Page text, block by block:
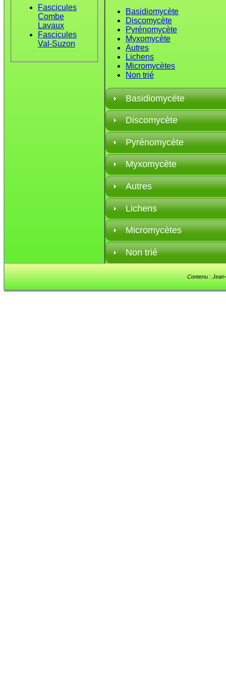
Fascicules
Combe
Lavaux
Fascicules
Val-Suzon
Basidiomycète
Discomycète
Pyrénomycète
Myxomycète
Autres
Lichens
Micromycètes
Non trié
Basidiomycète
Discomycète
Pyrénomycète
Myxomycète
Autres
Lichens
Micromycètes
Non trié
Contenu :